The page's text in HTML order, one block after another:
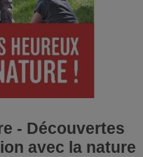
- Découvertes
avec la nature